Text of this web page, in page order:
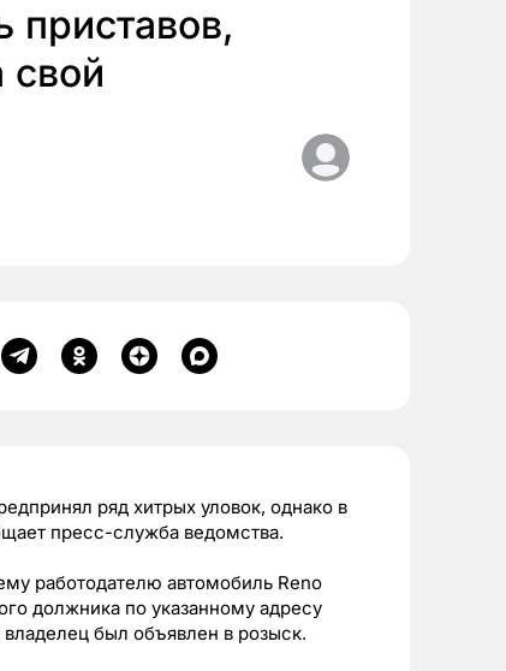
приставов,
свой
ряд хитрых уловок, однако в
пресс-служба ведомства.
работодателю автомобиль Reno
должника по указанному адресу
был объявлен в розыск.